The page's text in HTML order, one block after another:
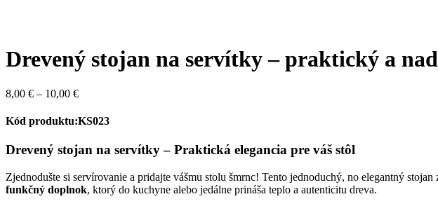
Drevený stojan na servítky – praktický a
8,00 € – 10,00 €Price
8,00 €
Kód produktu:KS023
Drevený stojan na servítky – Praktická elegancia pre váš stôl
Zjednodušte si servírovanie a pridajte vášmu stolu šmrnc! Tento jednoduchý, no elegantný
funkčný doplnok, ktorý do kuchyne alebo jedálne prináša teplo a autenticitu dreva.